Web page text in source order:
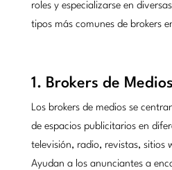
roles y especializarse en
tipos más comunes de brokers
1. Brokers de Medios
Los brokers de medios se
de espacios publicitarios en
televisión, radio, revistas, sitios
Ayudan a los anunciantes a